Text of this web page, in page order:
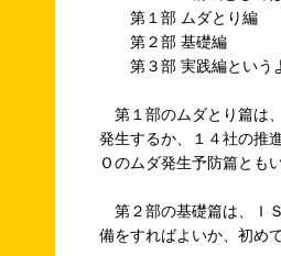
第１部 ムダとり編
第２部 基礎編
第３部 実践編というよ
第１部のムダとり篇は
発生するか、１４社の推
Ｏのムダ発生予防篇とも
第２部の基礎篇は、Ｉ
備をすればよいか、初め